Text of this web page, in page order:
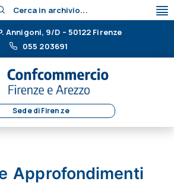
Cerca in archivio...
Annigoni, 9/D – 50122 Firenze
055 203691
Sede di Firenze
Approfondimenti